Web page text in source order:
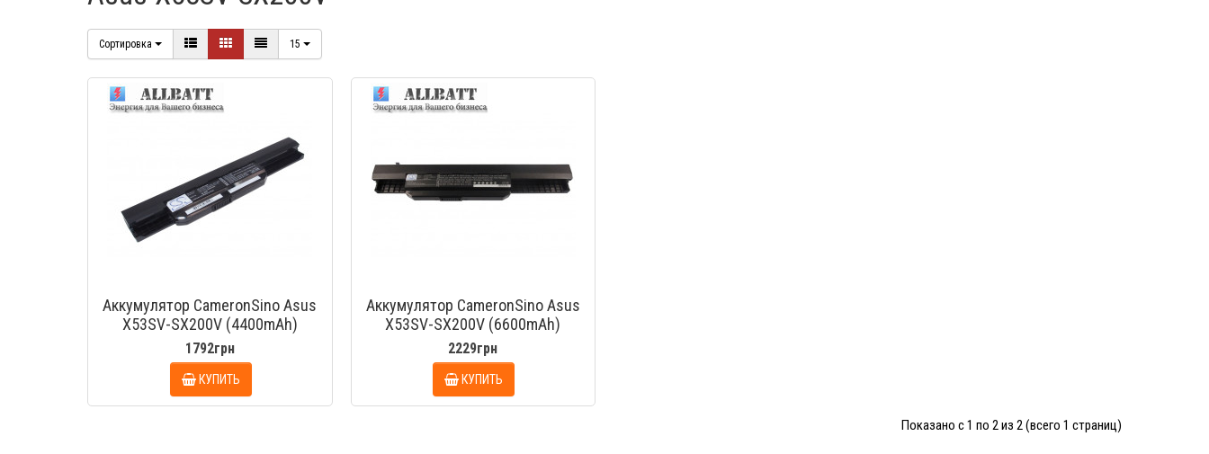
Сортировка 15
БЫСТРЫЙ ПРОСМОТР
Аккумулятор CameronSino Asus
X53SV-SX200V (4400mAh)
1792грн
КУПИТЬ
Аккумулятор CameronSino Asus
X53SV-SX200V (6600mAh)
2229грн
КУПИТЬ
Показано с 1 по 2 из 2 (всего 1 страниц)